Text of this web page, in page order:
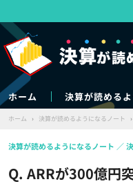
ホーム 決算が読める
ホーム › 決算が読めるようになるノート ›
Q. ARRが300億円
決算が読めるようになるノート